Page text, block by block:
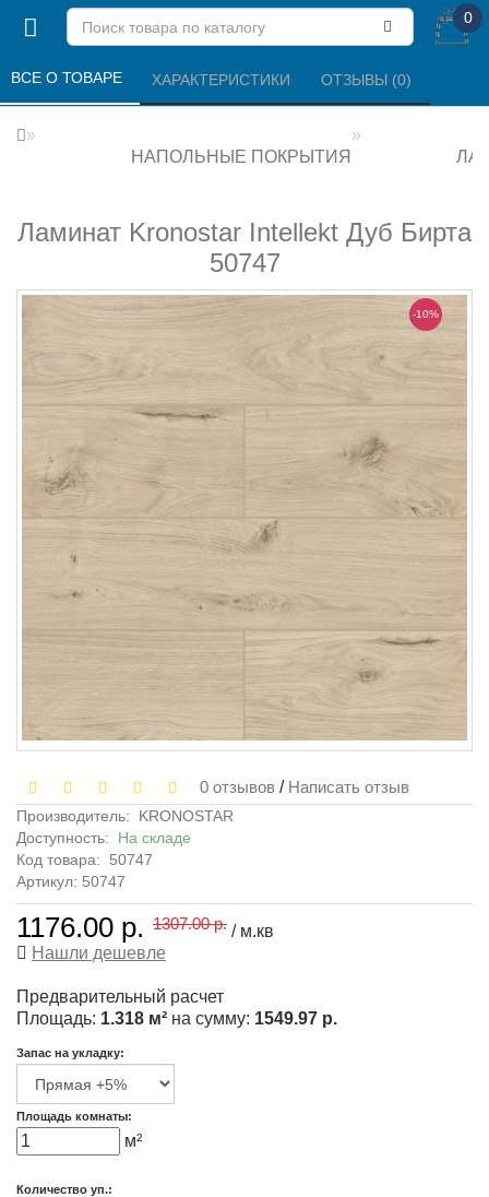
0
НАПОЛЬНЫЕ ПОКРЫТИЯ
Ламинат Kronostar Intellekt Дуб Бирта
50747
ВСЕ О ТОВАРЕ ХАРАКТЕРИСТИКИ ОТЗЫВЫ (0)
-10%
0 отзывов / Написать отзыв
Производитель:
KRONOSTAR
Доступность: На складе
Код товара:
50747
Артикул: 50747
1176.00 р. 1307.00 р. / м.кв
Нашли дешевле
Предварительный расчет
Площадь: 1.318 м² на сумму: 1549.97 р.
Запас на укладку:
Площадь комнаты:
м²
Количество уп.: